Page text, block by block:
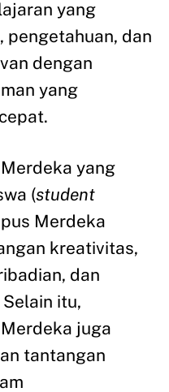
yang
pengetahuan, dan
dengan
yang
yang
(student
Merdeka
kreativitas,
dan
itu,
juga
tantangan